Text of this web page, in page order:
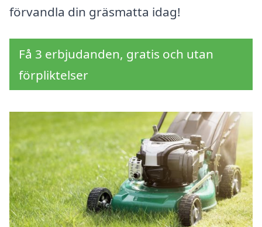
förvandla din gräsmatta idag!
Få 3 erbjudanden, gratis och utan
förpliktelser